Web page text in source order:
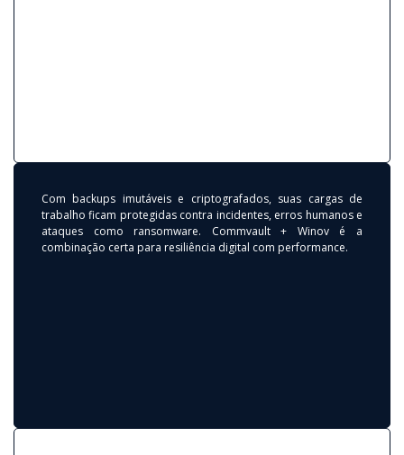
Com backups imutáveis e criptografados, suas cargas de
trabalho ficam protegidas contra incidentes, erros humanos e
ataques como ransomware. Commvault + Winov é a
combinação certa para resiliência digital com performance.